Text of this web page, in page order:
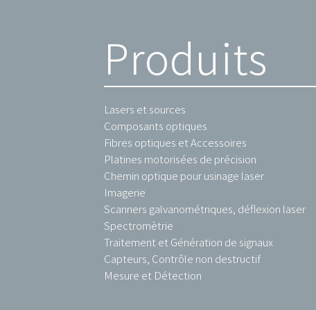
Produits
Lasers et sources
Composants optiques
Fibres optiques et Accessoires
Platines motorisées de précision
Chemin optique pour usinage laser
Imagerie
Scanners galvanométriques, déflexion laser
Spectromètrie
Traitement et Génération de signaux
Capteurs, Contrôle non destructif
Mesure et Détection